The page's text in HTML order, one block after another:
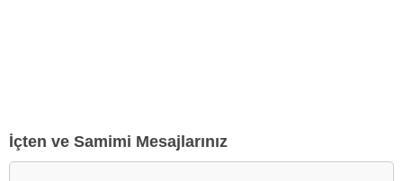
İçten ve Samimi Mesajlarınız